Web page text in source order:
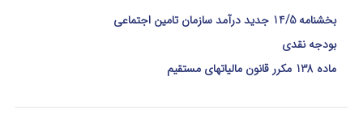
بخشنامه 14/5 جدید درآمد سازمان تامین اجتماعی
بودجه نقدی
ماده 138 مکرر قانون مالیاتهای مستقیم